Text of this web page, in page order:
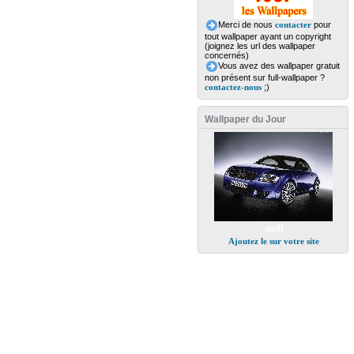
Merci de nous contacterpour
tout wallpaper ayant un copyright
(joignez les url des wallpaper
concernés)
Vous avez des wallpaper gratuit
non présent sur full-wallpaper ?
contactez-nous;)
Wallpaper du Jour
Ajoutez le sur votre site